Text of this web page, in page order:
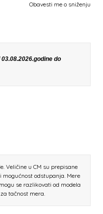
Obavesti me o sniženju
do
Veličine u CM su prepisane
odstupanja. Mere
se razlikovati od modela
tačnost mera.